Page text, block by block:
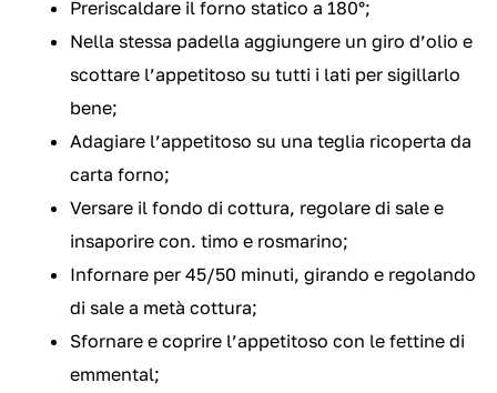
Preriscaldare il forno statico a 180°;
Nella stessa padella aggiungere un giro d’olio e
scottare l’appetitoso su tutti i lati per sigillarlo
bene;
Adagiare l’appetitoso su una teglia ricoperta da
carta forno;
Versare il fondo di cottura, regolare di sale e
insaporire con. timo e rosmarino;
Infornare per 45/50 minuti, girando e regolando
di sale a metà cottura;
Sfornare e coprire l’appetitoso con le fettine di
emmental;